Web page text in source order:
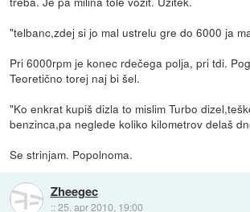
"telbanc,zdej si jo mal ustrelu gre do 6000 ja
Pri 6000rpm je konec rdečega polja, pri tdi.
Teoretično torej naj bi šel.
"Ko enkrat kupiš dizla to mislim Turbo
benzinca,pa neglede koliko kilometrov delaš
Se strinjam. Popolnoma.
Zheegec
::25. apr 2010, 19:00